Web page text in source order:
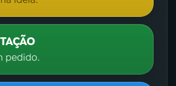
pedido.